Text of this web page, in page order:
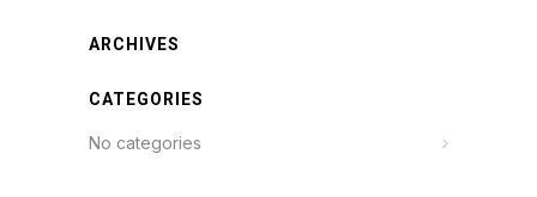
ARCHIVES
CATEGORIES
No categories